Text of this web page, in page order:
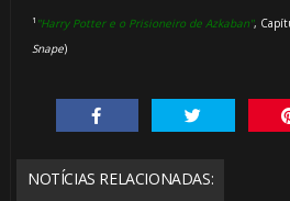
¹ "Harry Potter e o Prisioneiro de Azkaban",
Snape)
NOTÍCIAS RELACIONADAS: